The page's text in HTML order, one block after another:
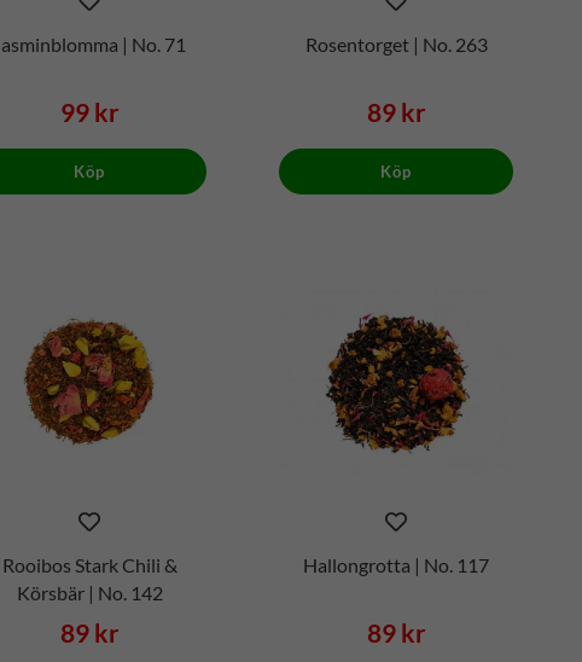
| No. 71
99 kr
Köp
Rosentorget | No. 263
89 kr
Köp
Rooibos Stark Chili &
Körsbär | No. 142
89 kr
Hallongrotta | No. 117
89 kr